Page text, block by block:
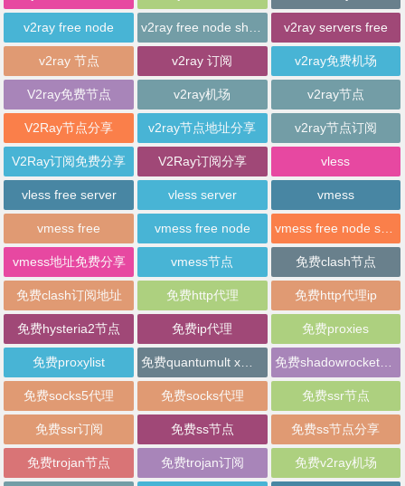
v2ray free node v2ray servers free
v2ray 节点 v2ray 订阅 v2ray免费机场
V2ray免费节点 v2ray机场 v2ray节点
V2Ray节点分享 v2ray节点地址分享 v2ray节点订阅
V2Ray订阅免费分享 V2Ray订阅分享 vless
vless free server vless server vmess
vmess free vmess free node vmess free node sharing
vmess地址免费分享 vmess节点 免费clash节点
免费clash订阅地址 免费http代理 免费http代理ip
免费hysteria2节点 免费ip代理 免费proxies
免费proxylist 免费shadowrocket节点
免费socks5代理 免费socks代理 免费ssr节点
免费ssr订阅 免费ss节点 免费ss节点分享
免费trojan节点 免费trojan订阅 免费v2ray机场